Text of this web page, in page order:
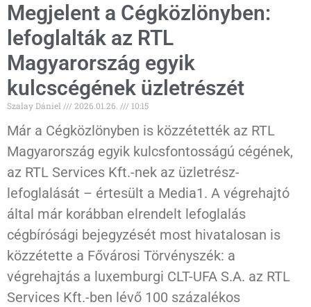
Megjelent a Cégközlönyben:
lefoglalták az RTL
Magyarország egyik
kulcscégének üzletrészét
Szalay Dániel 2026.01.26. 10:15
Már a Cégközlönyben is közzétették az RTL
Magyarország egyik kulcsfontosságú cégének,
az RTL Services Kft.-nek az üzletrész-
lefoglalását – értesült a Media1. A végrehajtó
által már korábban elrendelt lefoglalás
cégbírósági bejegyzését most hivatalosan is
közzétette a Fővárosi Törvényszék: a
végrehajtás a luxemburgi CLT-UFA S.A. az RTL
Services Kft.-ben lévő 100 százalékos